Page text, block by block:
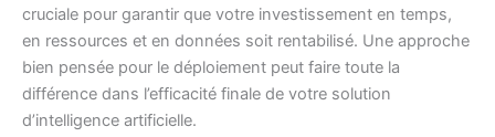
cruciale pour garantir que votre investissement en temps,
en ressources et en données soit rentabilisé. Une approche
bien pensée pour le déploiement peut faire toute la
différence dans l’efficacité finale de votre solution
d’intelligence artificielle.